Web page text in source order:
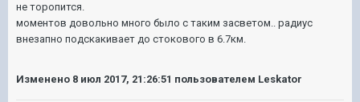
не торопится.
моментов довольно много было с таким засветом.. радиус
внезапно подскакивает до стокового в 6.7км.
Изменено 8 июл 2017, 21:26:51 пользователем Leskator